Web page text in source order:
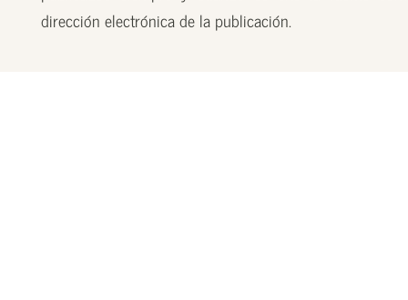
dirección electrónica de la publicación.